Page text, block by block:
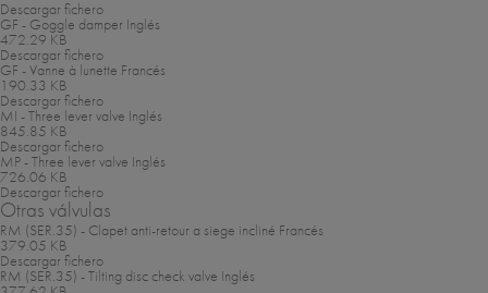
Descargar fichero
GF - Goggle damper Inglés
472.29 KB
Descargar fichero
GF - Vanne à lunette Francés
190.33 KB
Descargar fichero
MI - Three lever valve Inglés
845.85 KB
Descargar fichero
MP - Three lever valve Inglés
726.06 KB
Descargar fichero
Otras válvulas
RM (SER.35) - Clapet anti-retour a siege incliné Francés
379.05 KB
Descargar fichero
RM (SER.35) - Tilting disc check valve Inglés